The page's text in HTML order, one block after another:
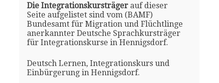
Die Integrationskursträgerauf dieser
Seite aufgelistet sind vom (BAMF)
Bundesamt für Migration und Flüchtlinge
anerkannter Deutsche Sprachkursträger
für Integrationskurse in Hennigsdorf.
Deutsch Lernen, Integrationskurs und
Einbürgerung in Hennigsdorf.